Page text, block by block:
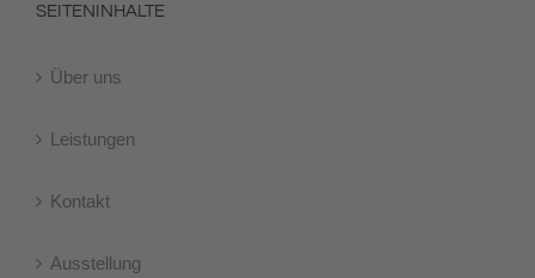
SEITENINHALTE
Über uns
Leistungen
Kontakt
Ausstellung